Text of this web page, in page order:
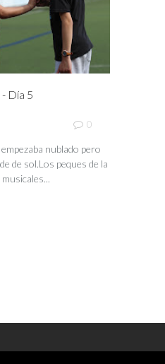
Día 5
0
nublado pero
de sol.Los peques de la